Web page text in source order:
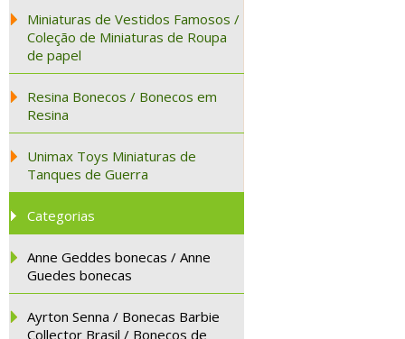
Miniaturas de Vestidos Famosos /
Coleção de Miniaturas de Roupa
de papel
Resina Bonecos / Bonecos em
Resina
Unimax Toys Miniaturas de
Tanques de Guerra
Categorias
Anne Geddes bonecas / Anne
Guedes bonecas
Ayrton Senna / Bonecas Barbie
Collector Brasil / Bonecos de